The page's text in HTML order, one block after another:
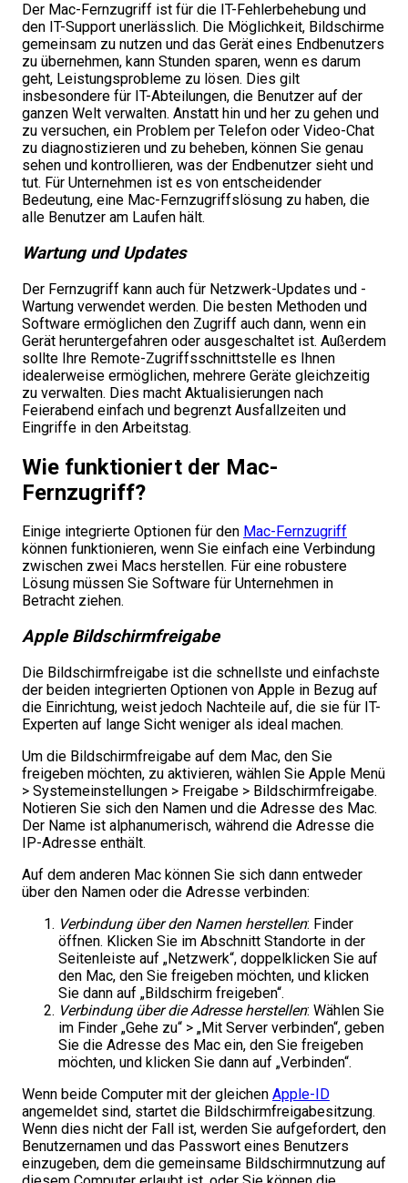
Der Mac-Fernzugriff ist für die IT-Fehlerbehebung und
den IT-Support unerlässlich. Die Möglichkeit, Bildschirme
gemeinsam zu nutzen und das Gerät eines Endbenutzers
zu übernehmen, kann Stunden sparen, wenn es darum
geht, Leistungsprobleme zu lösen. Dies gilt
insbesondere für IT-Abteilungen, die Benutzer auf der
ganzen Welt verwalten. Anstatt hin und her zu gehen und
zu versuchen, ein Problem per Telefon oder Video-Chat
zu diagnostizieren und zu beheben, können Sie genau
sehen und kontrollieren, was der Endbenutzer sieht und
tut. Für Unternehmen ist es von entscheidender
Bedeutung, eine Mac-Fernzugriffslösung zu haben, die
alle Benutzer am Laufen hält.
Wartung und Updates
Der Fernzugriff kann auch für Netzwerk-Updates und -
Wartung verwendet werden. Die besten Methoden und
Software ermöglichen den Zugriff auch dann, wenn ein
Gerät heruntergefahren oder ausgeschaltet ist. Außerdem
sollte Ihre Remote-Zugriffsschnittstelle es Ihnen
idealerweise ermöglichen, mehrere Geräte gleichzeitig
zu verwalten. Dies macht Aktualisierungen nach
Feierabend einfach und begrenzt Ausfallzeiten und
Eingriffe in den Arbeitstag.
Wie funktioniert der Mac-
Fernzugriff?
Einige integrierte Optionen für den Mac-Fernzugriff
können funktionieren, wenn Sie einfach eine Verbindung
zwischen zwei Macs herstellen. Für eine robustere
Lösung müssen Sie Software für Unternehmen in
Betracht ziehen.
Apple Bildschirmfreigabe
Die Bildschirmfreigabe ist die schnellste und einfachste
der beiden integrierten Optionen von Apple in Bezug auf
die Einrichtung, weist jedoch Nachteile auf, die sie für IT-
Experten auf lange Sicht weniger als ideal machen.
Um die Bildschirmfreigabe auf dem Mac, den Sie
freigeben möchten, zu aktivieren, wählen Sie Apple Menü
> Systemeinstellungen > Freigabe > Bildschirmfreigabe.
Notieren Sie sich den Namen und die Adresse des Mac.
Der Name ist alphanumerisch, während die Adresse die
IP-Adresse enthält.
Auf dem anderen Mac können Sie sich dann entweder
über den Namen oder die Adresse verbinden:
Verbindung über den Namen herstellen: Finder
öffnen. Klicken Sie im Abschnitt Standorte in der
Seitenleiste auf „Netzwerk“, doppelklicken Sie auf
den Mac, den Sie freigeben möchten, und klicken
Sie dann auf „Bildschirm freigeben“.
Verbindung über die Adresse herstellen: Wählen Sie
im Finder „Gehe zu“ > „Mit Server verbinden“, geben
Sie die Adresse des Mac ein, den Sie freigeben
möchten, und klicken Sie dann auf „Verbinden“.
Wenn beide Computer mit der gleichen Apple-ID
angemeldet sind, startet die Bildschirmfreigabesitzung.
Wenn dies nicht der Fall ist, werden Sie aufgefordert, den
Benutzernamen und das Passwort eines Benutzers
einzugeben, dem die gemeinsame Bildschirmnutzung auf